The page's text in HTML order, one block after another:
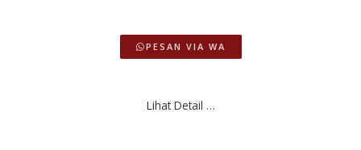
PESAN VIA WA
Lihat Detail …